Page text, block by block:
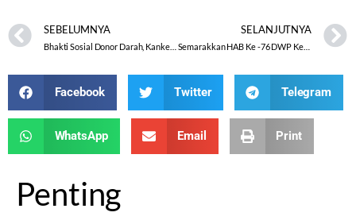
SEBELUMNYA
Bhakti Sosial Donor Darah, Kankemenag Kab. Wonosobo Kumpulkan 108 Kantong Darah
SELANJUTNYA
Semarakkan HAB Ke -76 DWP Kemenag Kab. Temanggung Adakan Lomba dan Anjang Sana
Facebook Twitter Telegram
WhatsApp Email Print
Penting